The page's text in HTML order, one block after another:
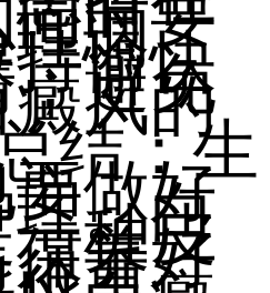
时要
调
愉快
避免
风的
结：生
做好
。白
种皮
养好